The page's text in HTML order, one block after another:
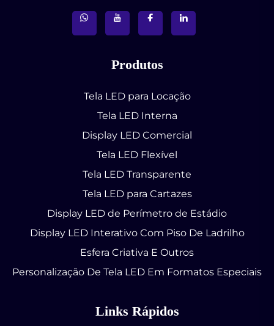
Produtos
Tela LED para Locação
Tela LED Interna
Display LED Comercial
Tela LED Flexível
Tela LED Transparente
Tela LED para Cartazes
Display LED de Perímetro de Estádio
Display LED Interativo Com Piso De Ladrilho
Esfera Criativa E Outros
Personalização De Tela LED Em Formatos Especiais
Links Rápidos